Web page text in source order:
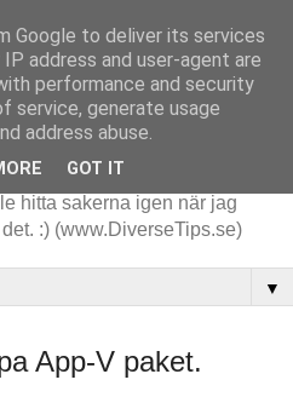
jag stöter på i arbetet. Det
hitta sakerna igen när jag
:) (www.DiverseTips.se)
▼
App-V paket.
Google to deliver its services
address and user-agent are
performance and security
service, generate usage
address abuse.
GOT IT